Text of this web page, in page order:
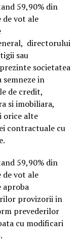
59,90% din
vot ale
directorului
sau
societatea
in
de credit,
si imobiliara,
orice alte
contractuale cu
59,90% din
vot ale
provizorii in
prevederilor
cu modificari